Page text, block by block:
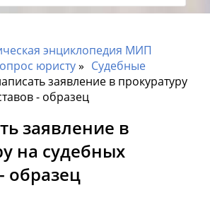
энциклопедия МИП
юристу
Судебные
заявление в прокуратуру
- образец
заявление в
на судебных
образец